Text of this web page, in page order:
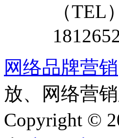
（TEL
网络品牌营销
放、网络营
Copyright ©